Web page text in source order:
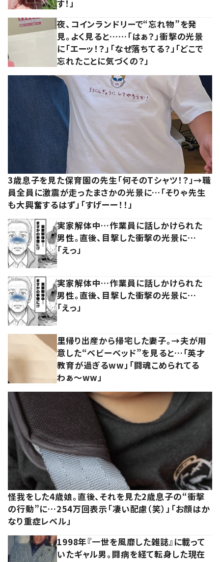
す！」
夜、コインランドリーで“忘れ物”を発
見。よく見ると……「はぁ？」衝撃の光景
に「エーッ！？」「なぜ落ちてる？」「どこで
忘れたことに気づくの？」
3歳息子を見た保育園の先生「何そのTシャツ！？」→職
員全員に激震が走ったまさかの光景に…「そりゃ先生
も大興奮するはず」「すげーー！！」
実家解体中…作業員に話しかけられた
男性。直後、目撃した衝撃の光景に…
「えっ」
実家解体中…作業員に話しかけられた
男性。直後、目撃した衝撃の光景に…
「えっ」
里帰り出産から帰宅した妻子。→夫が用
意した“ベビーベッド”を見ると…「英才
教育が過ぎるww」「闘魂こめられてる
わぁ～ww」
怪我をした4歳娘。直後、それを見た2歳息子の“衝撃
の行動”に…254万回表示「凄い配慮（笑）」「お顔はか
なり重症レベル」
1998年『一世を風靡した雑誌』に載って
いたギャル男。闘病を経て転身した現在